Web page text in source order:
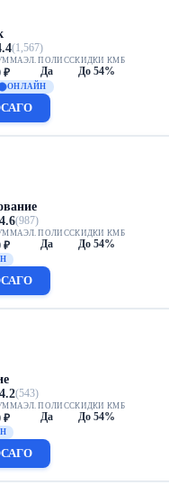
(1,567)
₽
ЭЛ. ПОЛИС
Да
СКИДКИ КМБ
До 54%
ОНЛАЙН
4.6(987)
₽
ЭЛ. ПОЛИС
Да
СКИДКИ КМБ
До 54%
4.2(543)
₽
ЭЛ. ПОЛИС
Да
СКИДКИ КМБ
До 54%